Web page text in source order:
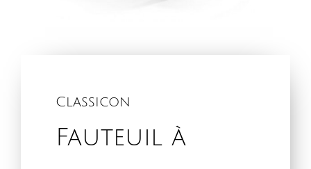
Classicon
Fauteuil à